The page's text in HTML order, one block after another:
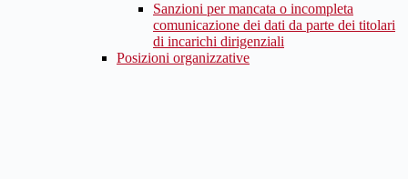
Sanzioni per mancata o incompleta
comunicazione dei dati da parte dei titolari
di incarichi dirigenziali
Posizioni organizzative